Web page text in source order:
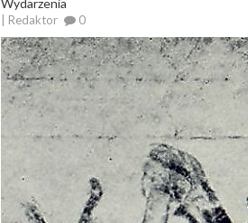
Wydarzenia
| Redaktor 0